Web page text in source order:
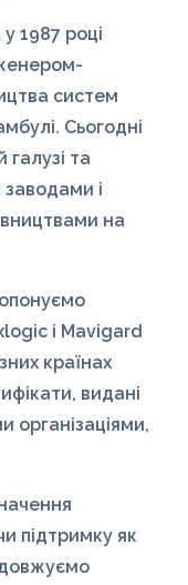
1987 році
систем
Сьогодні
та
і
на
і Mavigard
країнах
видані
підтримку як